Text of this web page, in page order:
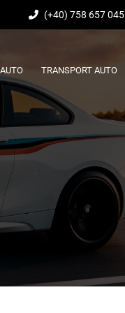
(+40) 758 657 045
TRANSPORT AUTO